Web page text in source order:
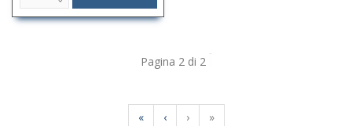
Pagina 2 di 2
« ‹ › »